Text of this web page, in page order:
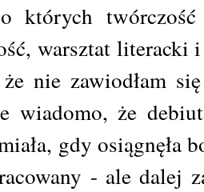
których
warsztat literacki
że nie zawiodłam
wiadomo, że
gdy osiągnęła
- ale dalej